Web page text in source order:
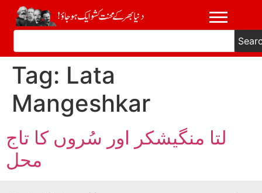
Tag: Lata
Mangeshkar
لتا منگیشکر اور سُروں کا تاج
محل